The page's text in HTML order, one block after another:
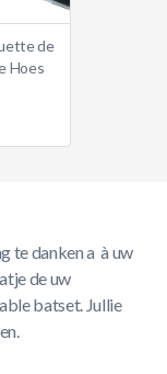
de
Hoes
te danken a à uw
de uw
batset. Jullie